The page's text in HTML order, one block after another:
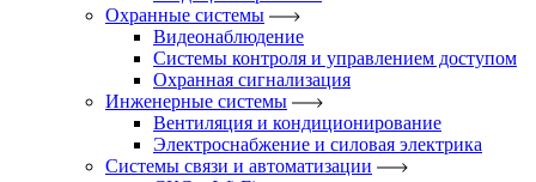
Охранные системы
Видеонаблюдение
Системы контроля и управлением доступом
Охранная сигнализация
Инженерные системы
Вентиляция и кондиционирование
Электроснабжение и силовая электрика
Системы связи и автоматизации